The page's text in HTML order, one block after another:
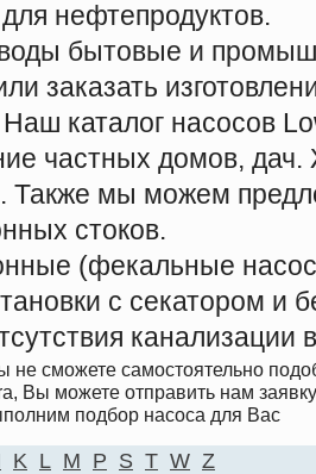
нефтепродуктов.
бытовые и
заказать
каталог насосов
частных домов,
Также мы можем
стоков.
(фекальные
с секатором и
не сможете самостоятельно
Вы можете отправить нам заявку
подбор насоса для Вас
K L M P S T W Z